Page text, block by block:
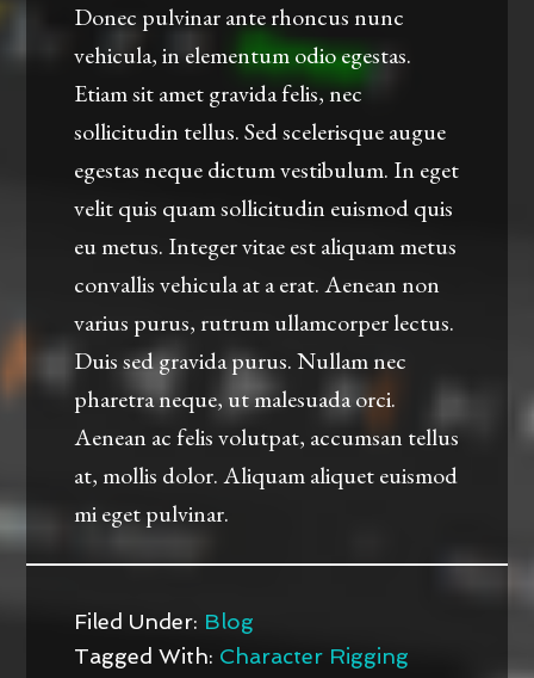
Donec pulvinar ante rhoncus nunc
vehicula, in elementum odio egestas.
Etiam sit amet gravida felis, nec
sollicitudin tellus. Sed scelerisque augue
egestas neque dictum vestibulum. In eget
velit quis quam sollicitudin euismod quis
eu metus. Integer vitae est aliquam metus
convallis vehicula at a erat. Aenean non
varius purus, rutrum ullamcorper lectus.
Duis sed gravida purus. Nullam nec
pharetra neque, ut malesuada orci.
Aenean ac felis volutpat, accumsan tellus
at, mollis dolor. Aliquam aliquet euismod
mi eget pulvinar.
Filed Under: Blog
Tagged With: Character Rigging